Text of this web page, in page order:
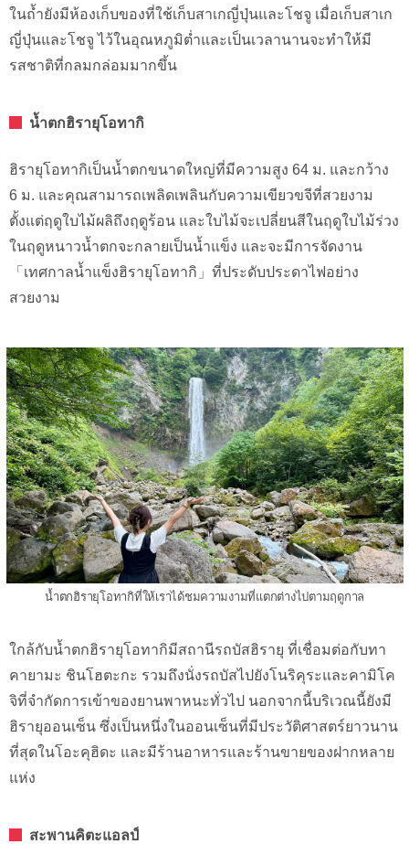
ในถ้ำยังมีห้องเก็บของที่ใช้เก็บสาเกญี่ปุ่นและโชจู เมื่อเก็บสาเก
ญี่ปุ่นและโชจู ไว้ในอุณหภูมิต่ำและเป็นเวลานานจะทำให้มี
รสชาติที่กลมกล่อมมากขึ้น
น้ำตกฮิรายุโอทากิ
ฮิรายุโอทากิเป็นน้ำตกขนาดใหญ่ที่มีความสูง 64 ม. และกว้าง
6 ม. และคุณสามารถเพลิดเพลินกับความเขียวขจีที่สวยงาม
ตั้งแต่ฤดูใบไม้ผลิถึงฤดูร้อน และใบไม้จะเปลี่ยนสีในฤดูใบไม้ร่วง
ในฤดูหนาวน้ำตกจะกลายเป็นน้ำแข็ง และจะมีการจัดงาน
「เทศกาลน้ำแข็งฮิรายุโอทากิ」ที่ประดับประดาไฟอย่าง
สวยงาม
น้ำตกฮิรายุโอทากิที่ให้เราได้ชมความงามที่แตกต่างไปตามฤดูกาล
ใกล้กับน้ำตกฮิรายุโอทากิมีสถานีรถบัสฮิรายุ ที่เชื่อมต่อกับทา
คายามะ ชินโฮตะกะ รวมถึงนั่งรถบัสไปยังโนริคุระและคามิโค
จิที่จำกัดการเข้าของยานพาหนะทั่วไป นอกจากนี้บริเวณนี้ยังมี
ฮิรายุออนเซ็น ซึ่งเป็นหนึ่งในออนเซ็นที่มีประวัติศาสตร์ยาวนาน
ที่สุดในโอะคุฮิดะ และมีร้านอาหารและร้านขายของฝากหลาย
แห่ง
สะพานคิตะแอลป์